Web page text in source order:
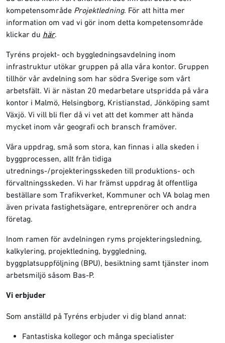
kompetensområde Projektledning. För att hitta mer
information om vad vi gör inom detta kompetensområde
klickar du här.
Tyréns projekt- och byggledningsavdelning inom
infrastruktur utökar gruppen på alla våra kontor. Gruppen
tillhör vår avdelning som har södra Sverige som vårt
arbetsfält. Vi är nästan 20 medarbetare utspridda på våra
kontor i Malmö, Helsingborg, Kristianstad, Jönköping samt
Växjö. Vi vill bli fler då vi vet att det kommer att hända
mycket inom vår geografi och bransch framöver.
Våra uppdrag, små som stora, kan finnas i alla skeden i
byggprocessen, allt från tidiga
utrednings-/projekteringsskeden till produktions- och
förvaltningsskeden. Vi har främst uppdrag åt offentliga
beställare som Trafikverket, Kommuner och VA bolag men
även privata fastighetsägare, entreprenörer och andra
företag.
Inom ramen för avdelningen ryms projekteringsledning,
kalkylering, projektledning, byggledning,
byggplatsuppföljning (BPU), besiktning samt tjänster inom
arbetsmiljö såsom Bas-P.
Vi erbjuder
Som anställd på Tyréns erbjuder vi dig bland annat:
Fantastiska kollegor och många specialister